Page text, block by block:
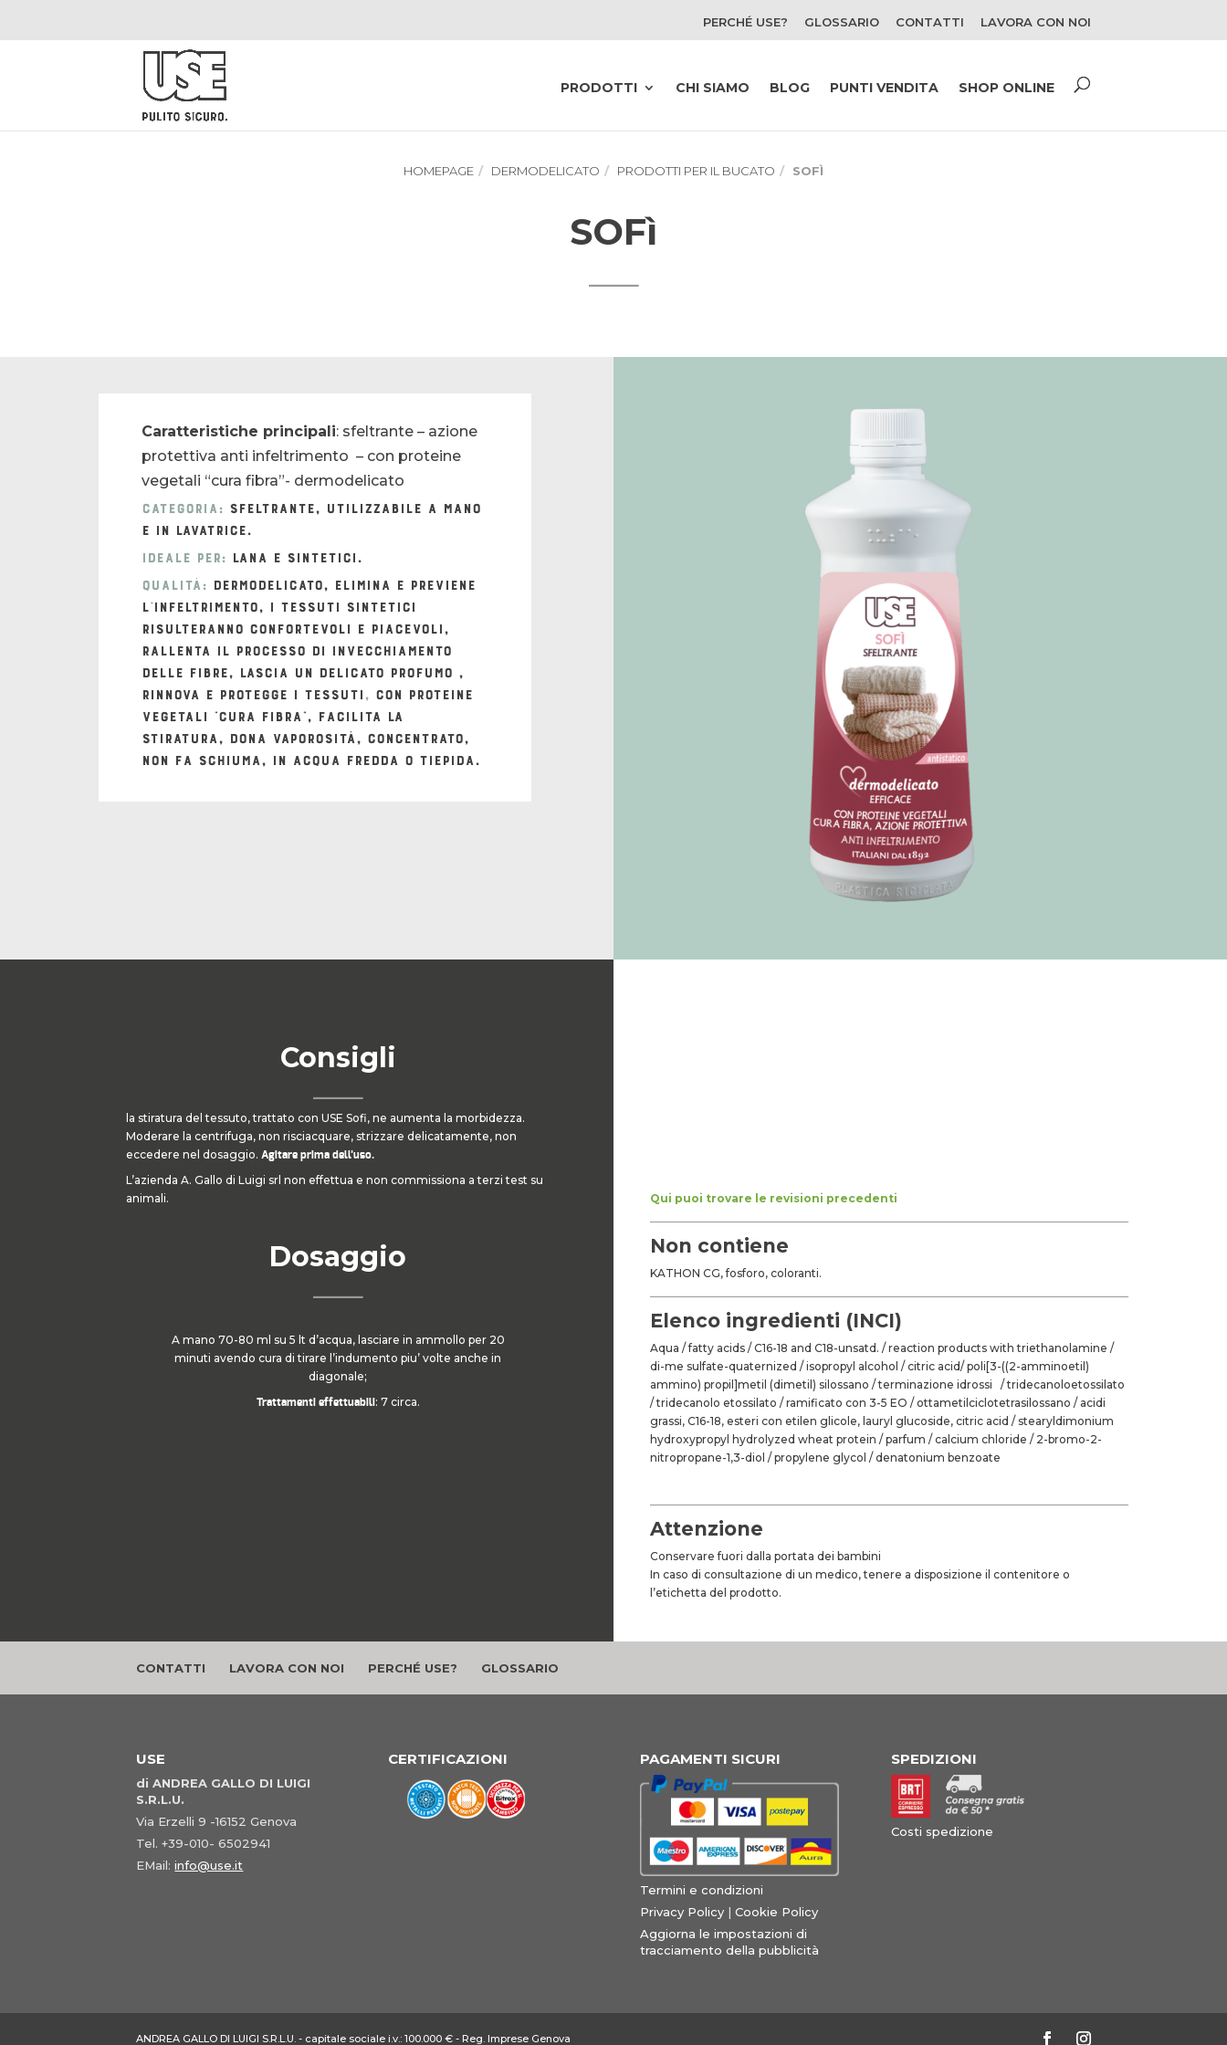
HOMEPAGE DERMODELICATO PRODOTTI PER IL BUCATO SOFÌ
SOFì
Caratteristiche principali: sfeltrante – azione
protettiva anti infeltrimento – con proteine
vegetali “cura fibra”- dermodelicato
Categoria: sfeltrante, utilizzabile a mano
e in lavatrice.
Ideale per: lana e sintetici.
Qualità: dermodelicato, elimina e previene
l’infeltrimento, i tessuti sintetici
risulteranno confortevoli e piacevoli,
rallenta il processo di invecchiamento
delle fibre, lascia un delicato profumo ,
rinnova e protegge i tessuti, con proteine
vegetali “cura fibra”, facilita la
stiratura, dona vaporosità, concentrato,
non fa schiuma, in acqua fredda o tiepida.
Consigli
la stiratura del tessuto, trattato con USE Sofi, ne aumenta la morbidezza.
Moderare la centrifuga, non risciacquare, strizzare delicatamente, non
eccedere nel dosaggio. Agitare prima dell’uso.
L’azienda A. Gallo di Luigi srl non effettua e non commissiona a terzi test su
animali.
Dosaggio
A mano 70-80 ml su 5 lt d’acqua, lasciare in ammollo per 20
minuti avendo cura di tirare l’indumento piu’ volte anche in
diagonale;
Trattamenti effettuabili : 7 circa.
Qui puoi trovare le revisioni precedenti
Non contiene
KATHON CG, fosforo, coloranti.
Elenco ingredienti (INCI)
Aqua / fatty acids / C16-18 and C18-unsatd. / reaction products with triethanolamine /
di-me sulfate-quaternized / isopropyl alcohol / citric acid/ poli[3-((2-amminoetil)
ammino) propil]metil (dimetil) silossano / terminazione idrossi / tridecanoloetossilato
/ tridecanolo etossilato / ramificato con 3-5 EO / ottametilciclotetrasilossano / acidi
grassi, C16-18, esteri con etilen glicole, lauryl glucoside, citric acid / stearyldimonium
hydroxypropyl hydrolyzed wheat protein / parfum / calcium chloride / 2-bromo-2-
nitropropane-1,3-diol / propylene glycol / denatonium benzoate
Attenzione
Conservare fuori dalla portata dei bambini
In caso di consultazione di un medico, tenere a disposizione il contenitore o
l’etichetta del prodotto.
PERCHÉ USE? GLOSSARIO CONTATTI LAVORA CON NOI
PRODOTTI CHI SIAMO BLOG PUNTI VENDITA SHOP ONLINE
CONTATTI LAVORA CON NOI PERCHÉ USE? GLOSSARIO
USE
di ANDREA GALLO DI LUIGI
S.R.L.U.
Via Erzelli 9 -16152 Genova
Tel. +39-010- 6502941
EMail:info@use.it
CERTIFICAZIONI PAGAMENTI SICURI
Termini e condizioni
Privacy Policy| Cookie Policy
Aggiorna le impostazioni di
tracciamento della pubblicità
SPEDIZIONI
Costi spedizione
ANDREA GALLO DI LUIGI S.R.L.U. - capitale sociale i.v.: 100.000 € - Reg. Imprese Genova